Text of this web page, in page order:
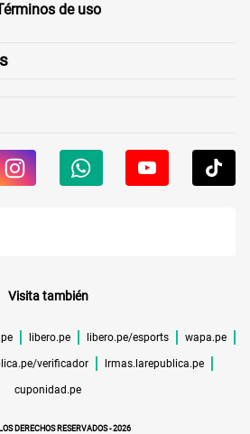
de uso
Visita también
libero.pe libero.pe/esports wapa.pe
verificador lrmas.larepublica.pe
cuponidad.pe
DERECHOS RESERVADOS -2026